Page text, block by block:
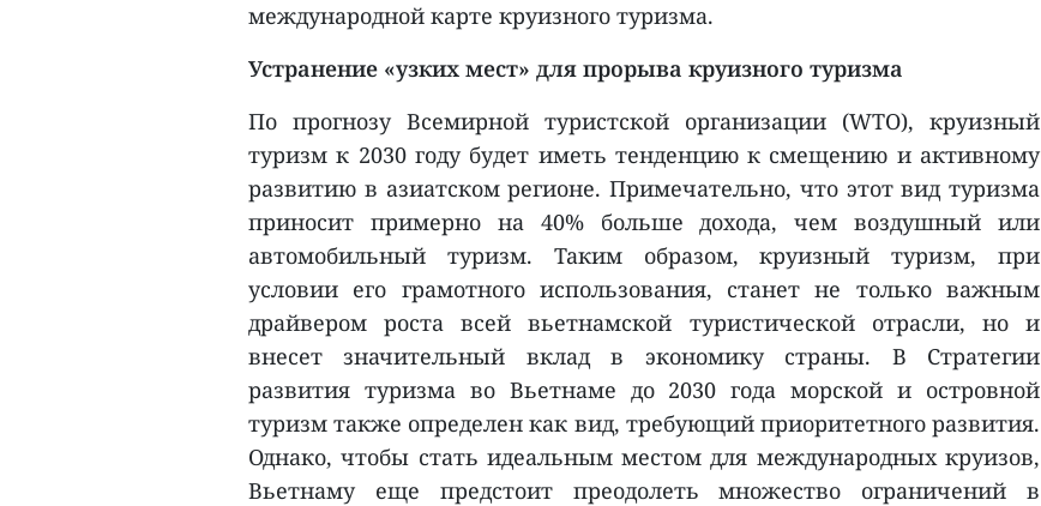
международной карте круизного туризма.
Устранение «узких мест» для прорыва круизного туризма
По прогнозу Всемирной туристской организации (WTO), круизный
туризм к 2030 году будет иметь тенденцию к смещению и активному
развитию в азиатском регионе. Примечательно, что этот вид туризма
приносит примерно на 40% больше дохода, чем воздушный или
автомобильный туризм. Таким образом, круизный туризм, при
условии его грамотного использования, станет не только важным
драйвером роста всей вьетнамской туристической отрасли, но и
внесет значительный вклад в экономику страны. В Стратегии
развития туризма во Вьетнаме до 2030 года морской и островной
туризм также определен как вид, требующий приоритетного развития.
Однако, чтобы стать идеальным местом для международных круизов,
Вьетнаму еще предстоит преодолеть множество ограничений в